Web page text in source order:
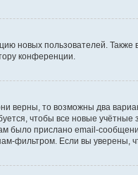
новых пользователей.
конференции.
верны, то возможны два
чтобы все новые
было прислано email-
фильтром. Если вы уверены,